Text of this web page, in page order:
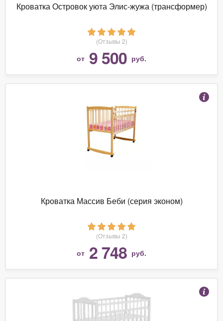
Кроватка Островок уюта Элис-жужа (трансформер)
(Отзывы 2)
от 9 500 руб.
Кроватка Массив Беби (серия эконом)
(Отзывы 2)
от 2 748 руб.